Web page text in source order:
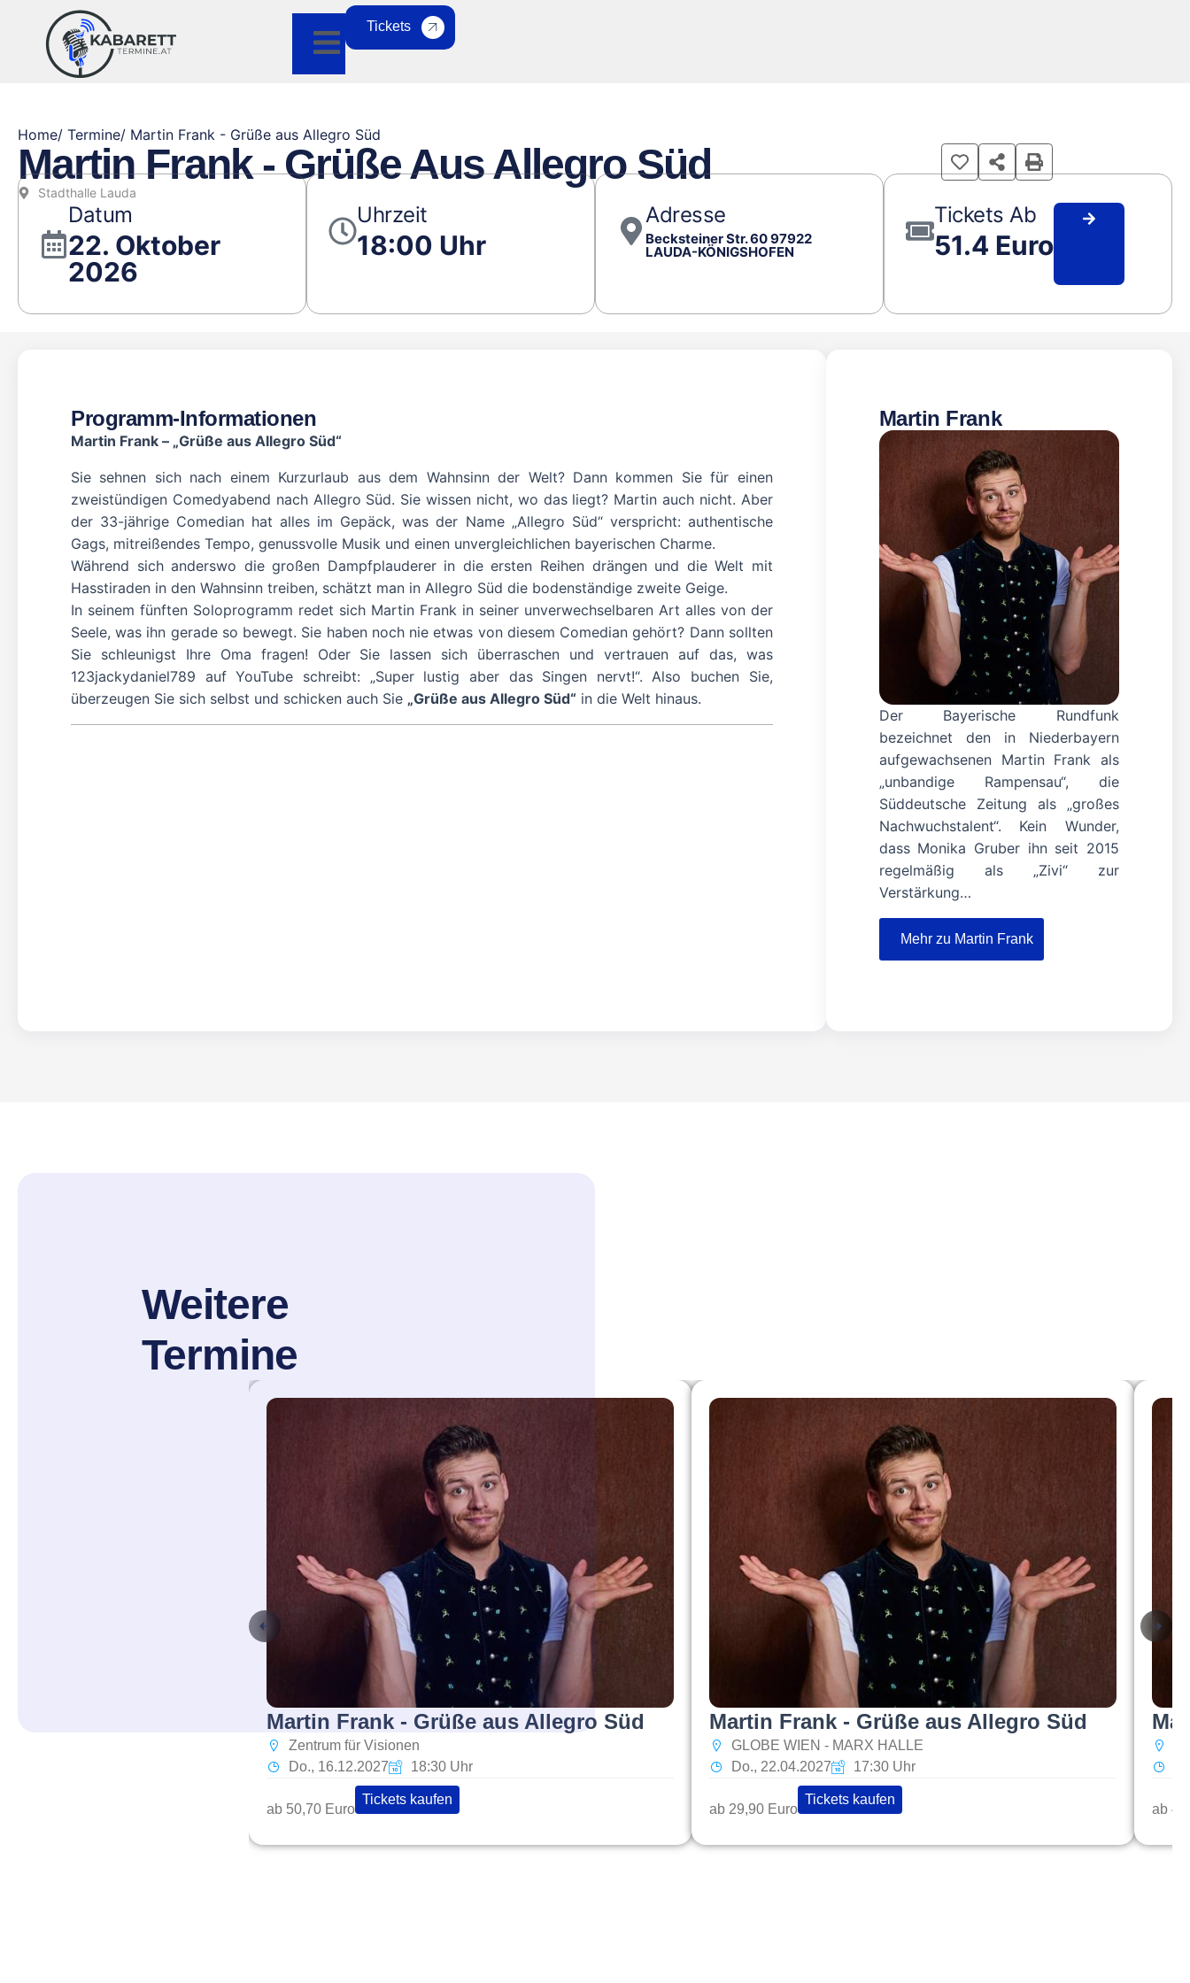
Tickets
Home/ Termine/ Martin Frank - Grüße aus Allegro Süd
Martin Frank - Grüße Aus Allegro Süd
Stadthalle Lauda
Datum
22. Oktober
2026
Uhrzeit
18:00 Uhr
Adresse
Becksteiner Str. 60 97922
LAUDA-KÖNIGSHOFEN
Tickets Ab
51.4 Euro
Programm-Informationen
Martin Frank – „Grüße aus Allegro Süd“
Sie sehnen sich nach einem Kurzurlaub aus dem Wahnsinn der Welt? Dann kommen Sie für einen
zweistündigen Comedyabend nach Allegro Süd. Sie wissen nicht, wo das liegt? Martin auch nicht. Aber
der 33-jährige Comedian hat alles im Gepäck, was der Name „Allegro Süd“ verspricht: authentische
Gags, mitreißendes Tempo, genussvolle Musik und einen unvergleichlichen bayerischen Charme.
Während sich anderswo die großen Dampfplauderer in die ersten Reihen drängen und die Welt mit
Hasstiraden in den Wahnsinn treiben, schätzt man in Allegro Süd die bodenständige zweite Geige.
In seinem fünften Soloprogramm redet sich Martin Frank in seiner unverwechselbaren Art alles von der
Seele, was ihn gerade so bewegt. Sie haben noch nie etwas von diesem Comedian gehört? Dann sollten
Sie schleunigst Ihre Oma fragen! Oder Sie lassen sich überraschen und vertrauen auf das, was
123jackydaniel789 auf YouTube schreibt: „Super lustig aber das Singen nervt!“. Also buchen Sie,
überzeugen Sie sich selbst und schicken auch Sie „Grüße aus Allegro Süd“ in die Welt hinaus.
Martin Frank
Der Bayerische Rundfunk
bezeichnet den in Niederbayern
aufgewachsenen Martin Frank als
„unbandige Rampensau“, die
Süddeutsche Zeitung als „großes
Nachwuchstalent“. Kein Wunder,
dass Monika Gruber ihn seit 2015
regelmäßig als „Zivi“ zur
Verstärkung…
Mehr zu Martin Frank
Weitere
Termine
Martin Frank - Grüße aus Allegro Süd
Zentrum für Visionen
Do., 16.12.2027
18:30 Uhr
ab 50,70 Euro
Tickets kaufen
Martin Frank - Grüße aus Allegro Süd
GLOBE WIEN - MARX HALLE
Do., 22.04.2027
17:30 Uhr
ab 29,90 Euro
Tickets kaufen
ab